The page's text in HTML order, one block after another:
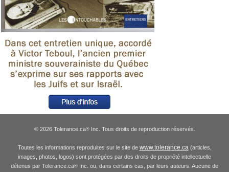
© 2026 Tolerance.ca®Inc. Tous droits de reproduction réservés.
Toutes les informations reproduites sur le site de www.tolerance.ca(articles,
images, photos, logos) sont protégées par des droits de propriété intellectuelle
détenus par Tolerance.ca® Inc. ou, dans certains cas, par leurs auteurs. Aucune de